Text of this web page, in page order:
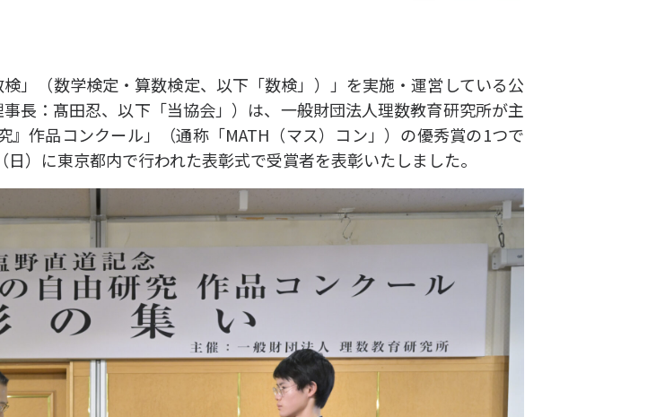
」（数学検定・算数検定、以下「数検」）」を実施・運営している公
長：髙田忍、以下「当協会」）は、一般財団法人理数教育研究所が主
作品コンクール」（通称「MATH（マス）コン」）の優秀賞の1つで
）に東京都内で行われた表彰式で受賞者を表彰いたしました。